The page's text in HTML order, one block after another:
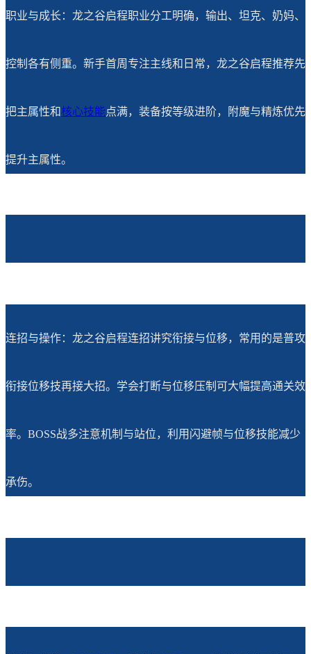
职业与成长：龙之谷启程职业分工明确，输出、坦克、奶妈、
控制各有侧重。新手首周专注主线和日常，龙之谷启程推荐先
把主属性和核心技能点满，装备按等级进阶，附魔与精炼优先
提升主属性。
连招与操作：龙之谷启程连招讲究衔接与位移，常用的是普攻
衔接位移技再接大招。学会打断与位移压制可大幅提高通关效
率。BOSS战多注意机制与站位，利用闪避帧与位移技能减少
承伤。